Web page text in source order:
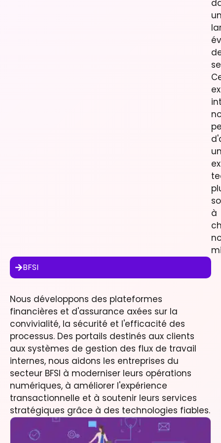
à
BFSI
Nous développons des plateformes
financières et d'assurance axées sur la
convivialité, la sécurité et l'efficacité des
processus. Des portails destinés aux clients
aux systèmes de gestion des flux de travail
internes, nous aidons les entreprises du
secteur BFSI à moderniser leurs opérations
numériques, à améliorer l'expérience
transactionnelle et à soutenir leurs services
stratégiques grâce à des technologies fiables.